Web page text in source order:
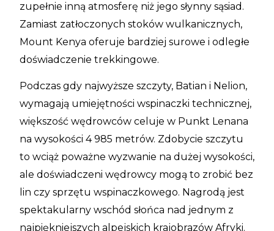
zupełnie inną atmosferę niż jego słynny sąsiad.
Zamiast zatłoczonych stoków wulkanicznych,
Mount Kenya oferuje bardziej surowe i odległe
doświadczenie trekkingowe.
Podczas gdy najwyższe szczyty, Batian i Nelion,
wymagają umiejętności wspinaczki technicznej,
większość wędrowców celuje w Punkt Lenana
na wysokości 4 985 metrów. Zdobycie szczytu
to wciąż poważne wyzwanie na dużej wysokości,
ale doświadczeni wędrowcy mogą to zrobić bez
lin czy sprzętu wspinaczkowego. Nagrodą jest
spektakularny wschód słońca nad jednym z
najpiękniejszych alpejskich krajobrazów Afryki.